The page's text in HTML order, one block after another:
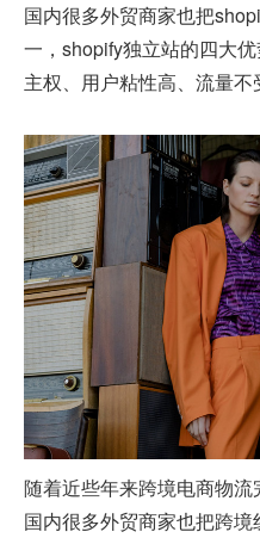
国内很多外贸商家也把
一， shopify独立站的四大
主权、用户粘性高、流量不
随着近些年来跨境电商物流
国内很多外贸商家也把跨